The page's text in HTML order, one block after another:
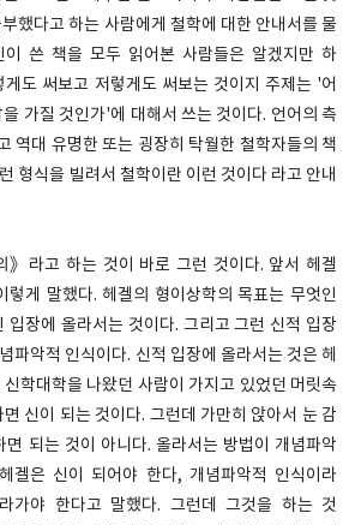
했다고 하는 사람에게 철학에 대한 안내서를 물
이 쓴 책을 모두 읽어본 사람들은 알겠지만 하
도 써보고 저렇게도 써보는 것이지 주제는 '어
가질 것인가'에 대해서 쓰는 것이다. 언어의 측
역대 유명한 또는 굉장히 탁월한 철학자들의 책
형식을 빌려서 철학이란 이런 것이다 라고 안내
》라고 하는 것이 바로 그런 것이다. 앞서 헤겔
렇게 말했다. 헤겔의 형이상학의 목표는 무엇인
입장에 올라서는 것이다. 그리고 그런 신적 입장
파악적 인식이다. 신적 입장에 올라서는 것은 헤
학대학을 나왔던 사람이 가지고 있었던 머릿속
신이 되는 것이다. 그런데 가만히 앉아서 눈 감
면 되는 것이 아니다. 올라서는 방법이 개념파악
겔은 신이 되어야 한다, 개념파악적 인식이라
가야 한다고 말했다. 그런데 그것을 하는 것